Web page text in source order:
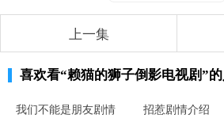
上一集
喜欢看“赖猫的狮子倒影电视剧”
我们不能是朋友剧情
招惹剧情介绍